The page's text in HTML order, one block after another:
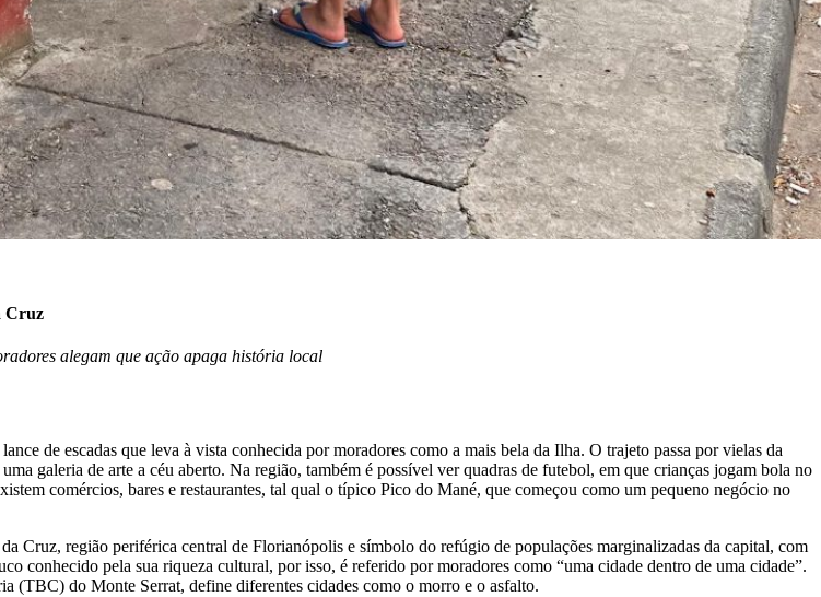
Cruz
alegam que ação apaga história local
de escadas que leva à vista conhecida por moradores como a mais bela da Ilha. O trajeto passa por vielas da
galeria de arte a céu aberto. Na região, também é possível ver quadras de futebol, em que crianças jogam bola no
comércios, bares e restaurantes, tal qual o típico Pico do Mané, que começou como um pequeno negócio no
Cruz, região periférica central de Florianópolis e símbolo do refúgio de populações marginalizadas da capital, com
conhecido pela sua riqueza cultural, por isso, é referido por moradores como “uma cidade dentro de uma cidade”.
(TBC) do Monte Serrat, define diferentes cidades como o morro e o asfalto.